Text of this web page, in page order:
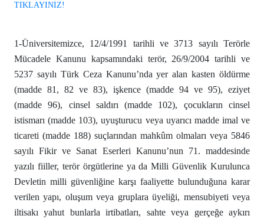
TIKLAYINIZ!
1-Üniversitemizce, 12/4/1991 tarihli ve 3713 sayılı Terörle
Mücadele Kanunu kapsamındaki terör, 26/9/2004 tarihli ve
5237 sayılı Türk Ceza Kanunu’nda yer alan kasten öldürme
(madde 81, 82 ve 83), işkence (madde 94 ve 95), eziyet
(madde 96), cinsel saldırı (madde 102), çocukların cinsel
istismarı (madde 103), uyuşturucu veya uyarıcı madde imal ve
ticareti (madde 188) suçlarından mahkûm olmaları veya 5846
sayılı Fikir ve Sanat Eserleri Kanunu’nun 71. maddesinde
yazılı fiiller, terör örgütlerine ya da Milli Güvenlik Kurulunca
Devletin milli güvenliğine karşı faaliyette bulunduğuna karar
verilen yapı, oluşum veya gruplara üyeliği, mensubiyeti veya
iltisakı yahut bunlarla irtibatları, sahte veya gerçeğe aykırı